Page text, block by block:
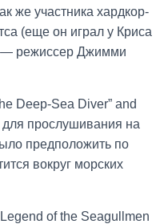
же участника хардкор-
(еще он играл у Криса
— режиссер Джимми
Deep-Sea Diver” and
прослушивания на
предположить по
вокруг морских
of the Seagullmen